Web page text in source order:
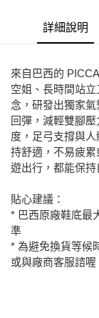
詳細說明
來自巴西的
空姐、長時間站
念，研發出獨家
回彈，減輕雙腳
度，足弓支撐與
持舒適，不易疲
遊出行，都能保
貼心建議：
* 巴西原廠鞋底最
準
* 為避免換貨等候
或與廠商客服諮喔